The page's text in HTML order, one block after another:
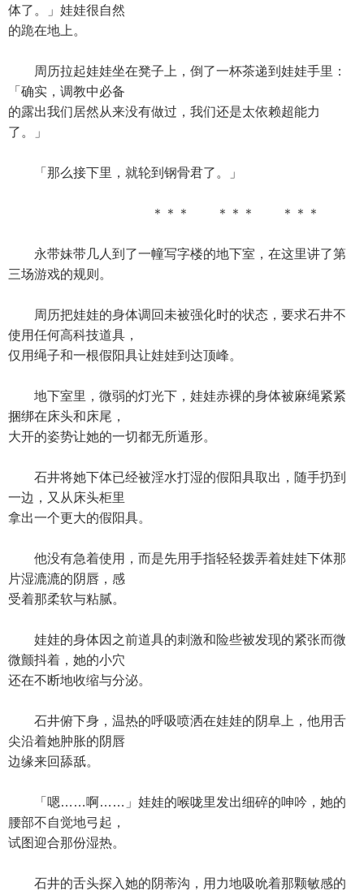
体了。」娃娃很自然
的跪在地上。
周历拉起娃娃坐在凳子上，倒了一杯茶递到娃娃手里：
「确实，调教中必备
的露出我们居然从来没有做过，我们还是太依赖超能力
了。」
「那么接下里，就轮到钢骨君了。」
＊＊＊ ＊＊＊ ＊＊＊
永带妹带几人到了一幢写字楼的地下室，在这里讲了第
三场游戏的规则。
周历把娃娃的身体调回未被强化时的状态，要求石井不
使用任何高科技道具，
仅用绳子和一根假阳具让娃娃到达顶峰。
地下室里，微弱的灯光下，娃娃赤裸的身体被麻绳紧紧
捆绑在床头和床尾，
大开的姿势让她的一切都无所遁形。
石井将她下体已经被淫水打湿的假阳具取出，随手扔到
一边，又从床头柜里
拿出一个更大的假阳具。
他没有急着使用，而是先用手指轻轻拨弄着娃娃下体那
片湿漉漉的阴唇，感
受着那柔软与粘腻。
娃娃的身体因之前道具的刺激和险些被发现的紧张而微
微颤抖着，她的小穴
还在不断地收缩与分泌。
石井俯下身，温热的呼吸喷洒在娃娃的阴阜上，他用舌
尖沿着她肿胀的阴唇
边缘来回舔舐。
「嗯……啊……」娃娃的喉咙里发出细碎的呻吟，她的
腰部不自觉地弓起，
试图迎合那份湿热。
石井的舌头探入她的阴蒂沟，用力地吸吮着那颗敏感的